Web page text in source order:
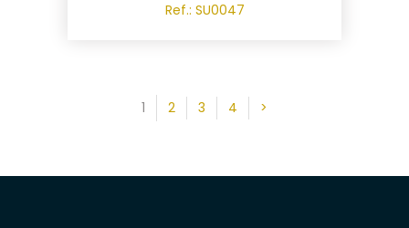
Ref.: SU0047
1 2 3 4 >